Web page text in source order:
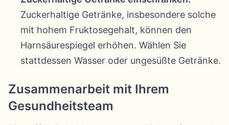
Zuckerhaltige Getränke, insbesondere solche
mit hohem Fruktosegehalt, können den
Harnsäurespiegel erhöhen. Wählen Sie
stattdessen Wasser oder ungesüßte Getränke.
Zusammenarbeit mit Ihrem
Gesundheitsteam